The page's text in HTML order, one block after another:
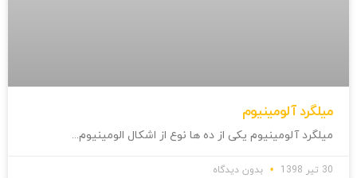
میلگرد آلومینیوم
میلگرد آلومینیوم یکی از ده ها نوع از اشکال الومینیوم
30 تیر 1398 بدون دیدگاه